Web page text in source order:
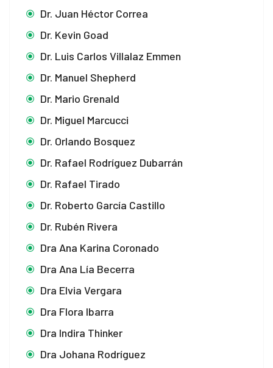
Dr. Juan Héctor Correa
Dr. Kevin Goad
Dr. Luis Carlos Villalaz Emmen
Dr. Manuel Shepherd
Dr. Mario Grenald
Dr. Miguel Marcucci
Dr. Orlando Bosquez
Dr. Rafael Rodríguez Dubarrán
Dr. Rafael Tirado
Dr. Roberto García Castillo
Dr. Rubén Rivera
Dra Ana Karina Coronado
Dra Ana Lía Becerra
Dra Elvia Vergara
Dra Flora Ibarra
Dra Indira Thinker
Dra Johana Rodríguez